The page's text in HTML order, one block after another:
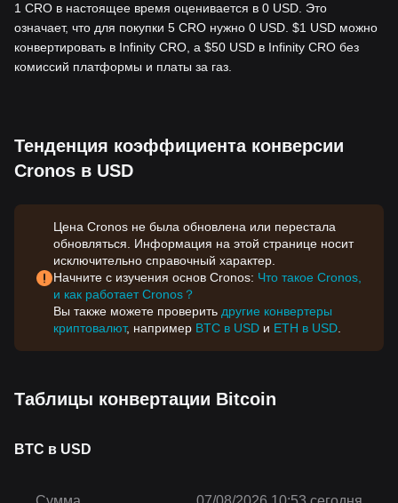
1 CRO в настоящее время оценивается в 0 USD. Это
означает, что для покупки 5 CRO нужно 0 USD. $1 USD можно
конвертировать в Infinity CRO, а $50 USD в Infinity CRO без
комиссий платформы и платы за газ.
Тенденция коэффициента конверсии
Cronos в USD
Цена Cronos не была обновлена или перестала
обновляться. Информация на этой странице носит
исключительно справочный характер.
Начните с изучения основ Cronos: Что такое Cronos,
и как работает Cronos？
Вы также можете проверить другие конвертеры
криптовалют, например BTC в USD и ETH в USD
Таблицы конвертации Bitcoin
BTC в USD